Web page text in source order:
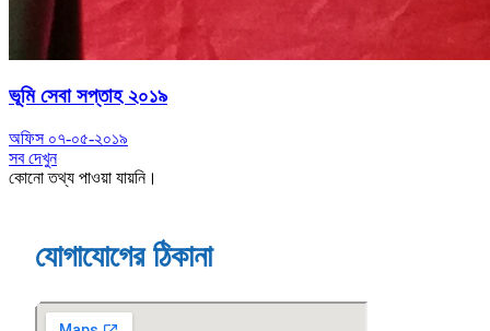
ভূমি সেবা সপ্তাহ ২০১৯
অফিস ০৭-০৫-২০১৯
সব দেখুন
কোনো তথ্য পাওয়া যায়নি।
যোগাযোগের ঠিকানা